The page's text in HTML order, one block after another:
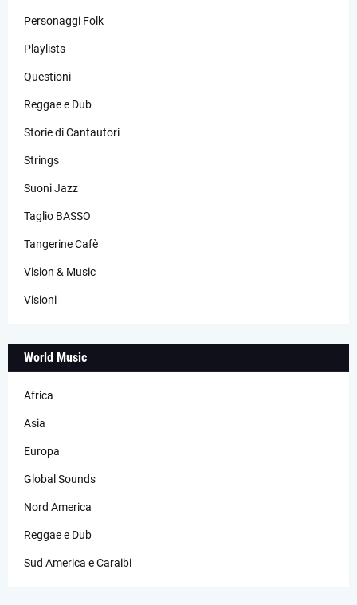
Personaggi Folk
Playlists
Questioni
Reggae e Dub
Storie di Cantautori
Strings
Suoni Jazz
Taglio BASSO
Tangerine Cafè
Vision & Music
Visioni
World Music
Africa
Asia
Europa
Global Sounds
Nord America
Reggae e Dub
Sud America e Caraibi